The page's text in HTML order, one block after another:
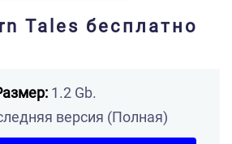
Tales бесплатно
1.2 Gb.
версия (Полная)